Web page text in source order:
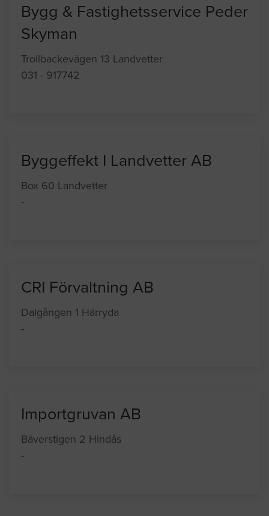
Bygg & Fastighetsservice Peder
Skyman
Trollbackevägen 13 Landvetter
031 - 917742
Byggeffekt I Landvetter AB
Box 60 Landvetter
-
CRI Förvaltning AB
Dalgången 1 Härryda
-
Importgruvan AB
Bäverstigen 2 Hindås
-